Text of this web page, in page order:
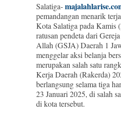
Salatiga-
pemandangan menarik
Kota Salatiga pada Kamis
ratusan pendeta dari
Allah (GSJA) Daerah 1
menggelar aksi belanja
merupakan salah satu
Kerja Daerah (Rakerda)
berlangsung selama tiga
23 Januari 2025, di salah
di kota tersebut.